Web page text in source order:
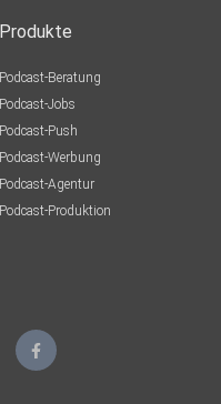
Produkte
Podcast-Beratung
Podcast-Jobs
Podcast-Push
Podcast-Werbung
Podcast-Agentur
Podcast-Produktion